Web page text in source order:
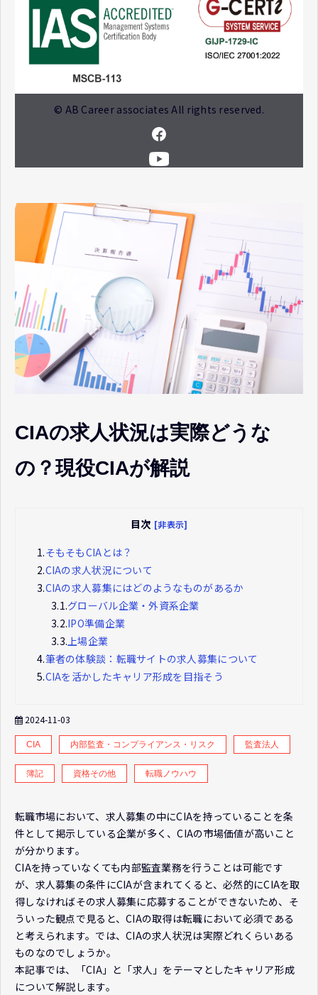
© AB Career associates All rights reserved.
CIAの求人状況は実際どうな
の？現役CIAが解説
目次 [非表示]
1.そもそもCIAとは？
2.CIAの求人状況について
3.CIAの求人募集にはどのようなものがあるか
3.1.グローバル企業・外資系企業
3.2.IPO準備企業
3.3. 上場企業
4.筆者の体験談：転職サイトの求人募集について
5.CIAを活かしたキャリア形成を目指そう
2024-11-03
CIA 内部監査・コンプライアンス・リスク 監査法人
簿記 資格その他 転職ノウハウ
転職市場において、求人募集の中にCIAを持っていることを条
件として掲示している企業が多く、CIAの市場価値が高いこと
が分かります。
CIAを持っていなくても内部監査業務を行うことは可能です
が、求人募集の条件にCIAが含まれてくると、必然的にCIAを取
得しなければその求人募集に応募することができないため、そ
ういった観点で見ると、CIAの取得は転職において必須である
と考えられます。では、CIAの求人状況は実際どれくらいある
ものなのでしょうか。
本記事では、「CIA」と「求人」をテーマとしたキャリア形成
について解説します。